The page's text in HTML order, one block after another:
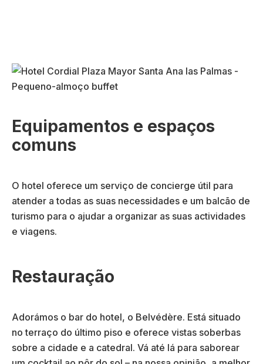
Equipamentos e espaços
comuns
O hotel oferece um serviço de concierge útil para
atender a todas as suas necessidades e um balcão de
turismo para o ajudar a organizar as suas actividades
e viagens.
Restauração
Adorámos o bar do hotel, o Belvédère. Está situado
no terraço do último piso e oferece vistas soberbas
sobre a cidade e a catedral. Vá até lá para saborear